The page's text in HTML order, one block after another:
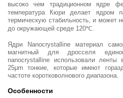
высоко чем традиционном ядре
температура Кюри делает ядром
термическую стабильность, и может
до окружающей среде 120℃.
Ядри Nanocrystalline материал
магнитный для дросселя
nanocrystalline использовали ленты
25μm тонкие, которые имеют
частоте коротковолнового диапазона.
Особенности